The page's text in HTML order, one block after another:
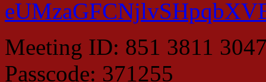
Meeting ID: 851 3811
Passcode: 371255